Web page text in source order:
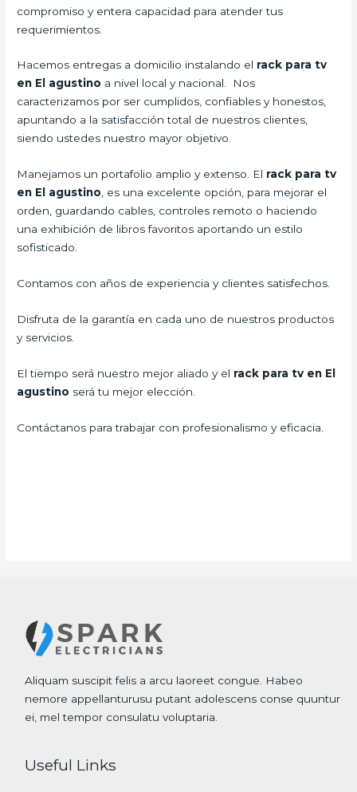
compromiso y entera capacidad para atender tus
requerimientos.
Hacemos entregas a domicilio instalando el rack para tv
en El agustino a nivel local y nacional.
Nos
caracterizamos por ser cumplidos, confiables y honestos,
apuntando a la satisfacción total de nuestros clientes,
siendo ustedes nuestro mayor objetivo.
Manejamos un portafolio amplio y extenso. El rack para tv
en El agustino, es una excelente opción, para mejorar el
orden, guardando cables, controles remoto o haciendo
una exhibición de libros favoritos aportando un estilo
sofisticado.
Contamos con años de experiencia y clientes satisfechos.
Disfruta de la garantía en cada uno de nuestros productos
y servicios.
El tiempo será nuestro mejor aliado y el rack para tv en El
agustino será tu mejor elección.
Contáctanos para trabajar con profesionalismo y eficacia.
Aliquam suscipit felis a arcu laoreet congue. Habeo
nemore appellanturusu putant adolescens conse quuntur
ei, mel tempor consulatu voluptaria.
Useful Links